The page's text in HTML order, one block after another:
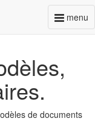
menu
de documents